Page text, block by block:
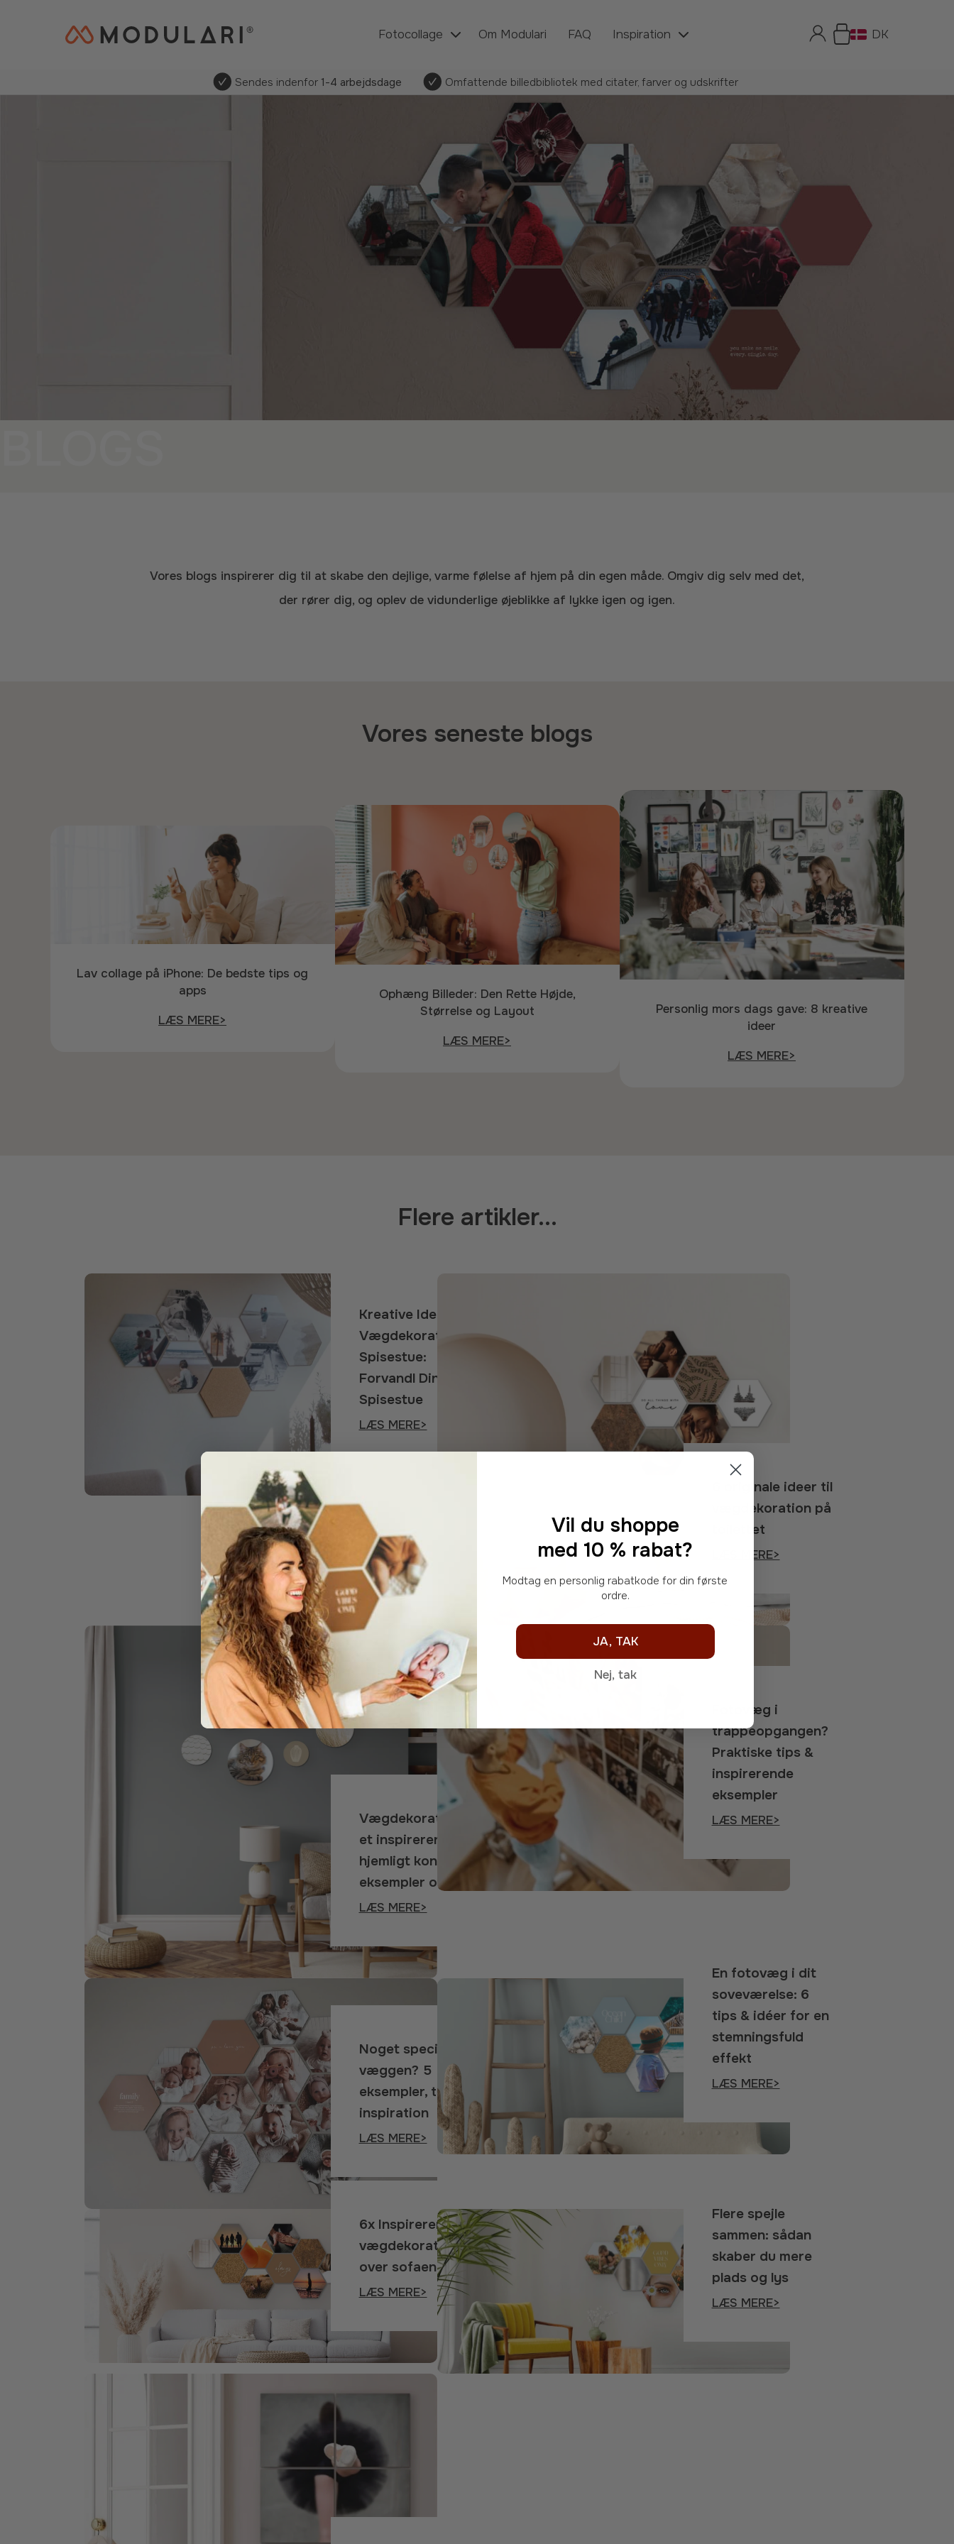
Fotocollage Om Modulari FAQ Inspiration DK
Sendes indenfor 1-4 arbejdsdage Omfattende billedbibliotek med citater, farver og udskrifter
Vores blogs inspirerer dig til at skabe den dejlige, varme følelse af hjem på din egen måde. Omgiv dig selv med det,
der rører dig, og oplev de vidunderlige øjeblikke af lykke igen og igen.
Vores seneste blogs
Lav collage på iPhone: De bedste tips og
apps
LÆS MERE>
Ophæng Billeder: Den Rette Højde,
Størrelse og Layout
LÆS MERE>
Personlig mors dags gave: 8 kreative
ideer
LÆS MERE>
Flere artikler...
Kreative Ideer til
Vægdekoration
Spisestue:
Forvandl Din
Spisestue
LÆS MERE>
6 originale ideer til
vægdekoration på
toilettet
LÆS MERE>
Vægdekoration til
et inspirerende og
hjemligt kontor:
eksempler og tips
LÆS MERE>
Fotovæg i
trappeopgangen?
Praktiske tips &
inspirerende
eksempler
LÆS MERE>
Noget specielt på
væggen? 5
eksempler, tips og
inspiration
LÆS MERE>
En fotovæg i dit
soveværelse: 6
tips & idéer for en
stemningsfuld
effekt
LÆS MERE>
6x Inspirerende
vægdekorationer
over sofaen
LÆS MERE>
Flere spejle
sammen: sådan
skaber du mere
plads og lys
LÆS MERE>
Vil du shoppe
med 10 % rabat?
Modtag en personlig rabatkode for din første
ordre.
JA, TAK
Nej, tak